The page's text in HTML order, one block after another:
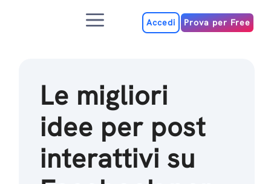
MenuAccedi Prova per Free
Le migliori
idee per post
interattivi su